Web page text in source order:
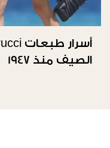
الصيف منذ 1947